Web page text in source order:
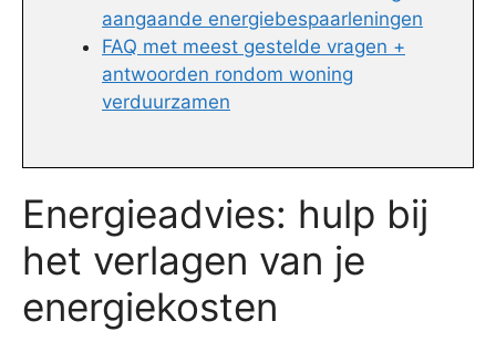
aangaande energiebespaarleningen
FAQ met meest gestelde vragen +
antwoorden rondom woning
verduurzamen
Energieadvies: hulp bij
het verlagen van je
energiekosten